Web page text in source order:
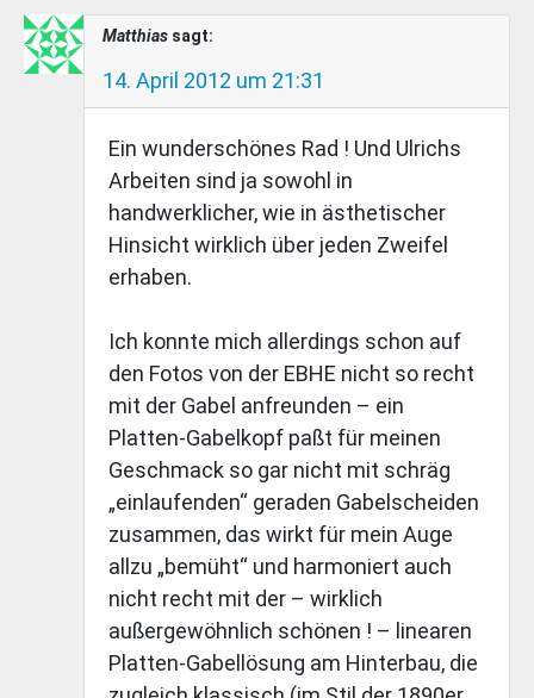
Matthias sagt:
14. April 2012 um 21:31
Ein wunderschönes Rad ! Und Ulrichs
Arbeiten sind ja sowohl in
handwerklicher, wie in ästhetischer
Hinsicht wirklich über jeden Zweifel
erhaben.
Ich konnte mich allerdings schon auf
den Fotos von der EBHE nicht so recht
mit der Gabel anfreunden – ein
Platten-Gabelkopf paßt für meinen
Geschmack so gar nicht mit schräg
„einlaufenden“ geraden Gabelscheiden
zusammen, das wirkt für mein Auge
allzu „bemüht“ und harmoniert auch
nicht recht mit der – wirklich
außergewöhnlich schönen ! – linearen
Platten-Gabellösung am Hinterbau, die